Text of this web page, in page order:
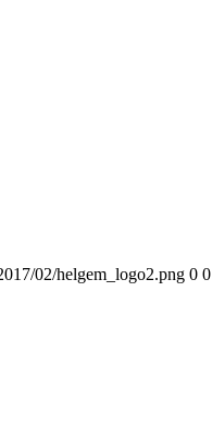
02/helgem_logo2.png 0 0